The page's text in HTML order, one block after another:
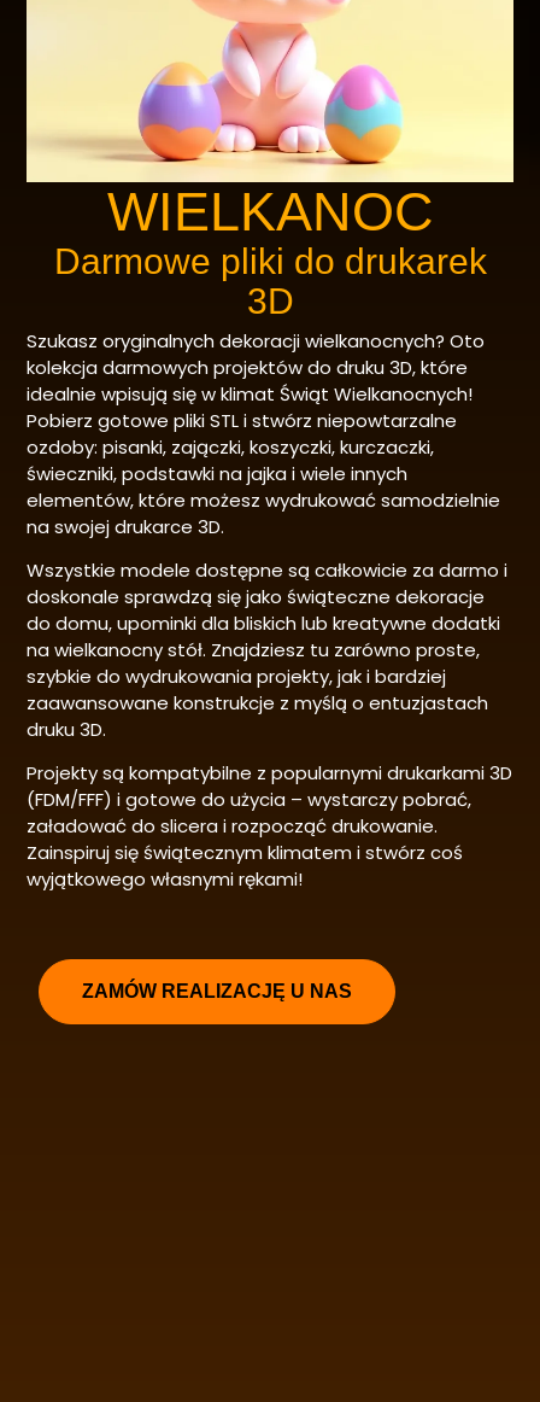
WIELKANOC
Darmowe pliki do drukarek
3D
Szukasz oryginalnych dekoracji wielkanocnych? Oto
kolekcja darmowych projektów do druku 3D, które
idealnie wpisują się w klimat Świąt Wielkanocnych!
Pobierz gotowe pliki STL i stwórz niepowtarzalne
ozdoby: pisanki, zajączki, koszyczki, kurczaczki,
świeczniki, podstawki na jajka i wiele innych
elementów, które możesz wydrukować samodzielnie
na swojej drukarce 3D.
Wszystkie modele dostępne są całkowicie za darmo i
doskonale sprawdzą się jako świąteczne dekoracje
do domu, upominki dla bliskich lub kreatywne dodatki
na wielkanocny stół. Znajdziesz tu zarówno proste,
szybkie do wydrukowania projekty, jak i bardziej
zaawansowane konstrukcje z myślą o entuzjastach
druku 3D.
Projekty są kompatybilne z popularnymi drukarkami 3D
(FDM/FFF) i gotowe do użycia – wystarczy pobrać,
załadować do slicera i rozpocząć drukowanie.
Zainspiruj się świątecznym klimatem i stwórz coś
wyjątkowego własnymi rękami!
ZAMÓW REALIZACJĘ U NAS